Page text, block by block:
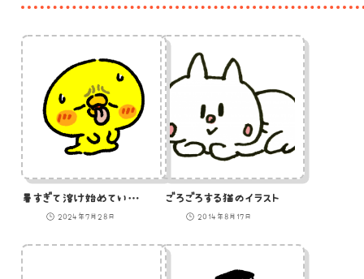
暑すぎて溶け始めているひよこ
2024年7月28日
ごろごろする猫のイラスト
2014年8月17日